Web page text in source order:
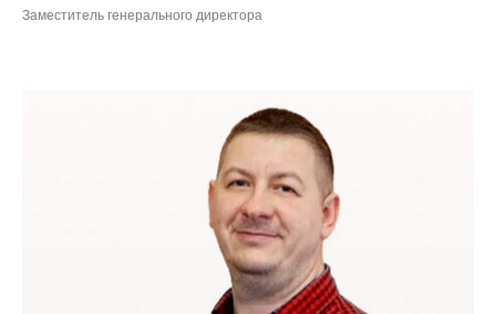
Заместитель генерального директора